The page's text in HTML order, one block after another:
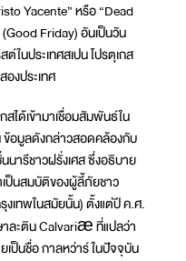
Yacente” หรือ “Dead
Friday) อันเป็นวัน
นประเทศสเปน โปรตุเกส
งประเทศ
สได้เข้ามาเชื่อมสัมพันธ์ใน
ข้อมูลดังกล่าวสอดคล้องกับ
ารีชาวฝรั่งเศส ซึ่งอธิบาย
ป็นสมบัติของผู้ลี้ภัยชาว
งเทพในสมัยนั้น) ตั้งแต่ปี ค.ศ.
ละติน Calvariæ ที่แปลว่า
เป็นชื่อ กาลหว่าร์ ในปัจจุบัน